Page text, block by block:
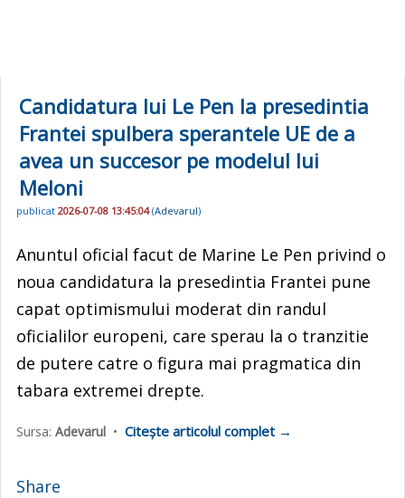
Candidatura lui Le Pen la presedintia
Frantei spulbera sperantele UE de a
avea un succesor pe modelul lui
Meloni
publicat 2026-07-08 13:45:04(Adevarul)
Anuntul oficial facut de Marine Le Pen privind o
noua candidatura la presedintia Frantei pune
capat optimismului moderat din randul
oficialilor europeni, care sperau la o tranzitie
de putere catre o figura mai pragmatica din
tabara extremei drepte.
Sursa: Adevarul • Citește articolul complet →
Share